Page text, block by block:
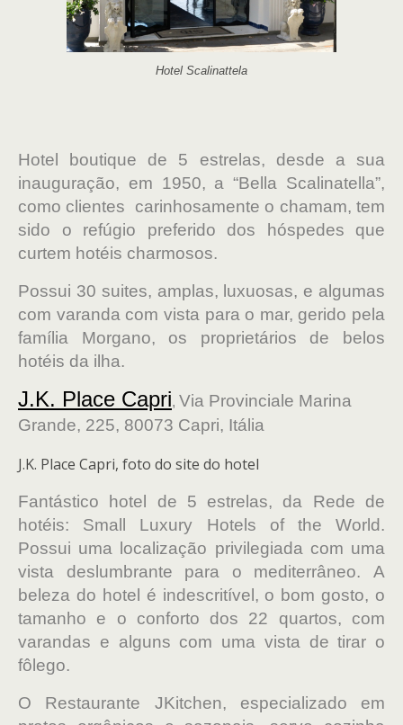
Hotel Scalinattela
Hotel boutique de 5 estrelas, desde a sua
inauguração, em 1950, a “Bella Scalinatella”,
como clientes carinhosamente o chamam, tem
sido o refúgio preferido dos hóspedes que
curtem hotéis charmosos.
Possui 30 suites, amplas, luxuosas, e algumas
com varanda com vista para o mar, gerido pela
família Morgano, os proprietários de belos
hotéis da ilha.
J.K. Place Capri, Via Provinciale Marina
Grande, 225, 80073 Capri, Itália
J.K. Place Capri, foto do site do hotel
Fantástico hotel de 5 estrelas, da Rede de
hotéis: Small Luxury Hotels of the World.
Possui uma localização privilegiada com uma
vista deslumbrante para o mediterrâneo. A
beleza do hotel é indescritível, o bom gosto, o
tamanho e o conforto dos 22 quartos, com
varandas e alguns com uma vista de tirar o
fôlego.
O Restaurante JKitchen, especializado em